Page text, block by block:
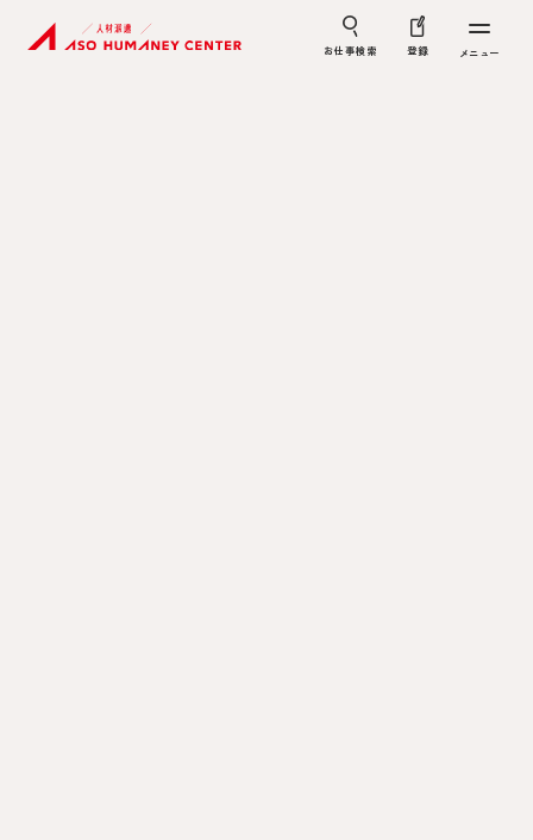
お仕事検索 登録